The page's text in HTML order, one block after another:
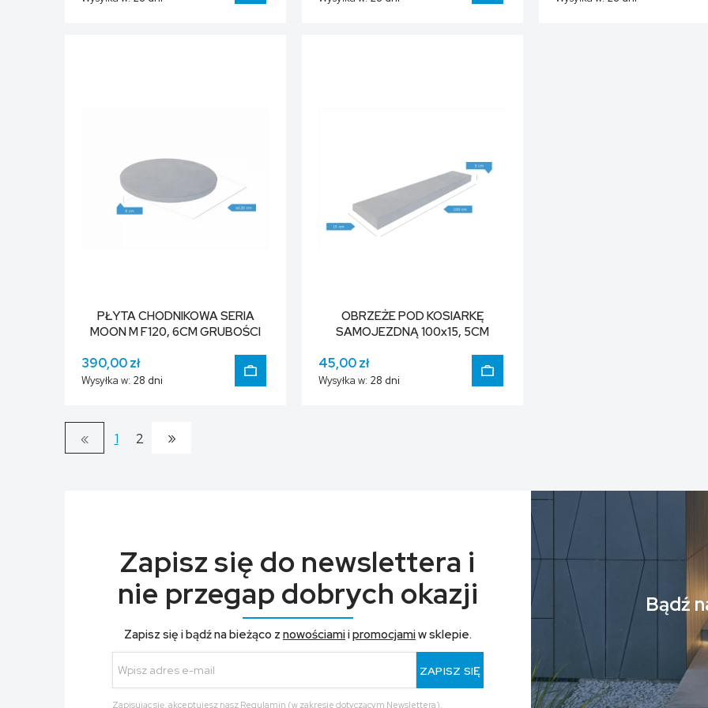
PŁYTA CHODNIKOWA SERIA
MOON M F120, 6CM GRUBOŚCI
390,00 zł
Wysyłka w: 28 dni
OBRZEŻE POD KOSIARKĘ
SAMOJEZDNĄ 100x15, 5CM
45,00 zł
Wysyłka w: 28 dni
« 1 2 »
Zapisz się do newslettera i
nie przegap dobrych okazji
Zapisz się i bądź na bieżąco z nowościamiipromocjamiw sklepie.
ZAPISZ SIĘ
Zapisując się, akceptujesz nasz Regulamin (w zakresie dotyczącym Newslettera).
Bądź